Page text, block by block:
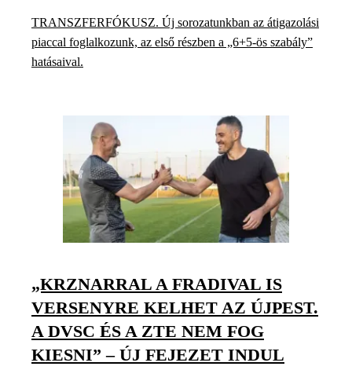
TRANSZFERFÓKUSZ. Új sorozatunkban az átigazolási
piaccal foglalkozunk, az első részben a „6+5-ös szabály”
hatásaival.
„KRZNARRAL A FRADIVAL IS
VERSENYRE KELHET AZ ÚJPEST.
A DVSC ÉS A ZTE NEM FOG
KIESNI” – ÚJ FEJEZET INDUL